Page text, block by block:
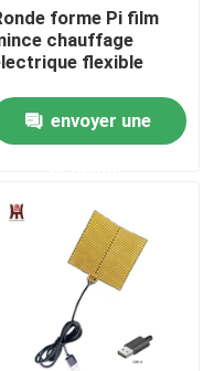
pi
forme Pi film
chauffage
flexible
envoyer une